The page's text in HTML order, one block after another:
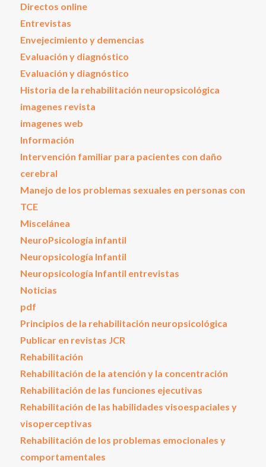
Directos online
Entrevistas
Envejecimiento y demencias
Evaluación y diagnóstico
Evaluación y diagnóstico
Historia de la rehabilitación neuropsicológica
imagenes revista
imagenes web
Información
Intervención familiar para pacientes con daño
cerebral
Manejo de los problemas sexuales en personas con
TCE
Miscelánea
NeuroPsicología infantil
Neuropsicología Infantil
Neuropsicología Infantil entrevistas
Noticias
pdf
Principios de la rehabilitación neuropsicológica
Publicar en revistas JCR
Rehabilitación
Rehabilitación de la atención y la concentración
Rehabilitación de las funciones ejecutivas
Rehabilitación de las habilidades visoespaciales y
visoperceptivas
Rehabilitación de los problemas emocionales y
comportamentales